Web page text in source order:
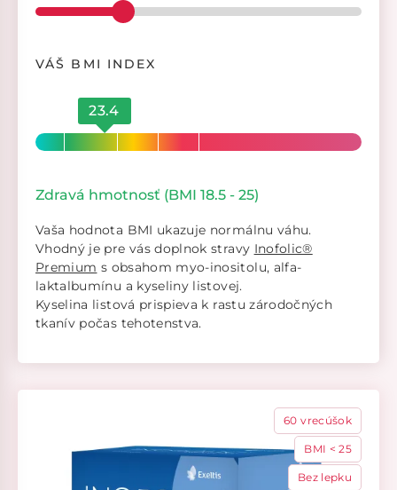
VÁŠ BMI INDEX
23.4
Zdravá hmotnosť (BMI 18.5 - 25)
Vaša hodnota BMI ukazuje normálnu váhu.
Vhodný je pre vás doplnok stravy Inofolic®
Premium s obsahom myo-inositolu, alfa-
laktalbumínu a kyseliny listovej.
Kyselina listová prispieva k rastu zárodočných
tkanív počas tehotenstva.
60 vrecúšok
BMI < 25
Bez lepku